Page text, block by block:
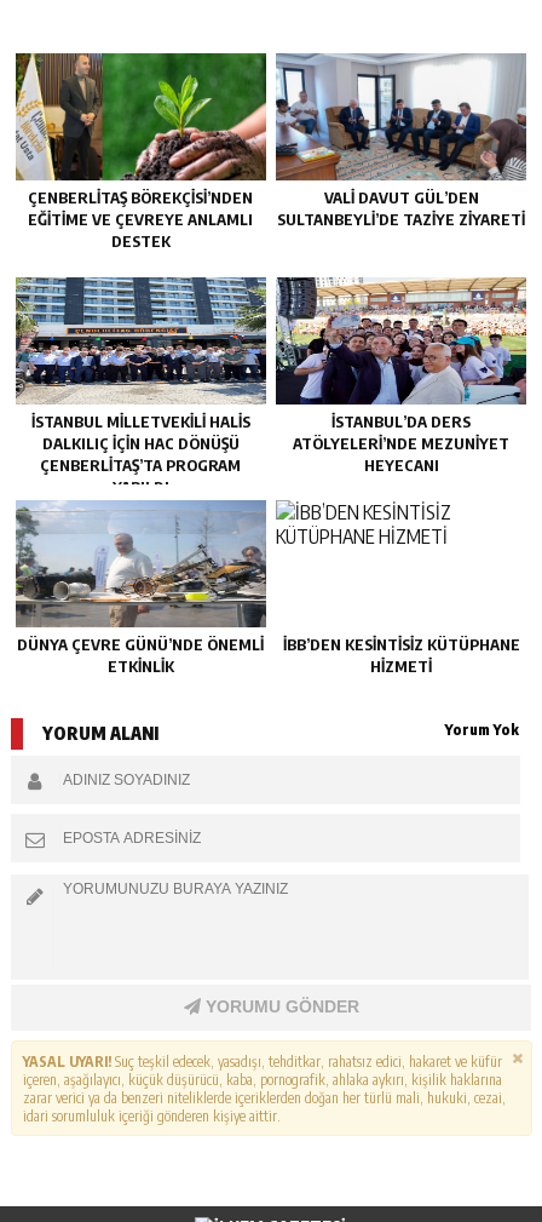
ÇENBERLITAŞ BÖREKÇISI’NDEN
EĞITIME VE ÇEVREYE ANLAMLI
DESTEK
VALI DAVUT GÜL’DEN
SULTANBEYLI’DE TAZIYE ZIYARETI
İSTANBUL MILLETVEKILI HALIS
DALKILIÇ IÇIN HAC DÖNÜŞÜ
ÇENBERLITAŞ’TA PROGRAM
YAPILDI
İSTANBUL’DA DERS
ATÖLYELERİ’NDE MEZUNİYET
HEYECANI
DÜNYA ÇEVRE GÜNÜ’NDE ÖNEMLİ
ETKİNLİK
İBB’DEN KESİNTİSİZ KÜTÜPHANE
HİZMETİ
YORUM ALANI Yorum Yok
YORUMU GÖNDER
YASAL UYARI!Suç teşkil edecek, yasadışı, tehditkar, rahatsız edici, hakaret ve küfür
içeren, aşağılayıcı, küçük düşürücü, kaba, pornografik, ahlaka aykırı, kişilik haklarına
zarar verici ya da benzeri niteliklerde içeriklerden doğan her türlü mali, hukuki, cezai,
idari sorumluluk içeriği gönderen kişiye aittir.